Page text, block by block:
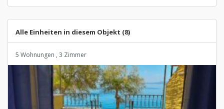
Alle Einheiten in diesem Objekt (8)
5 Wohnungen , 3 Zimmer